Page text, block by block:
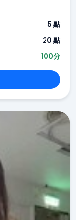
5 點
20 點
100分